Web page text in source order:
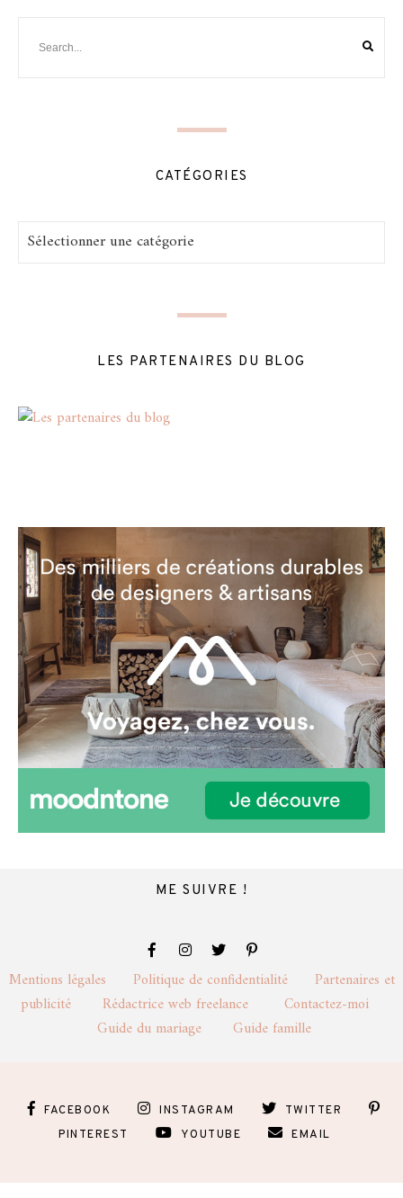
CATÉGORIES
Catégories
LES PARTENAIRES DU BLOG
ME SUIVRE !
Mentions légales Politique de confidentialité Partenaires et
publicité Rédactrice web freelance Contactez-moi
Guide du mariage Guide famille
FACEBOOK INSTAGRAM
TWITTER
PINTEREST
YOUTUBE EMAIL